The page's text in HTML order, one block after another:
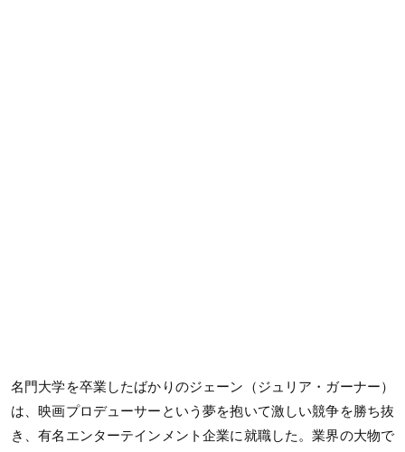
名門大学を卒業したばかりのジェーン（ジュリア・ガーナー）
は、映画プロデューサーという夢を抱いて激しい競争を勝ち抜
き、有名エンターテインメント企業に就職した。業界の大物で